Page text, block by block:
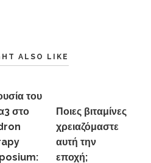
ALSO LIKE
του
στο
Ποιες βιταμίνες
χρειαζόμαστε
αυτή την
εποχή;